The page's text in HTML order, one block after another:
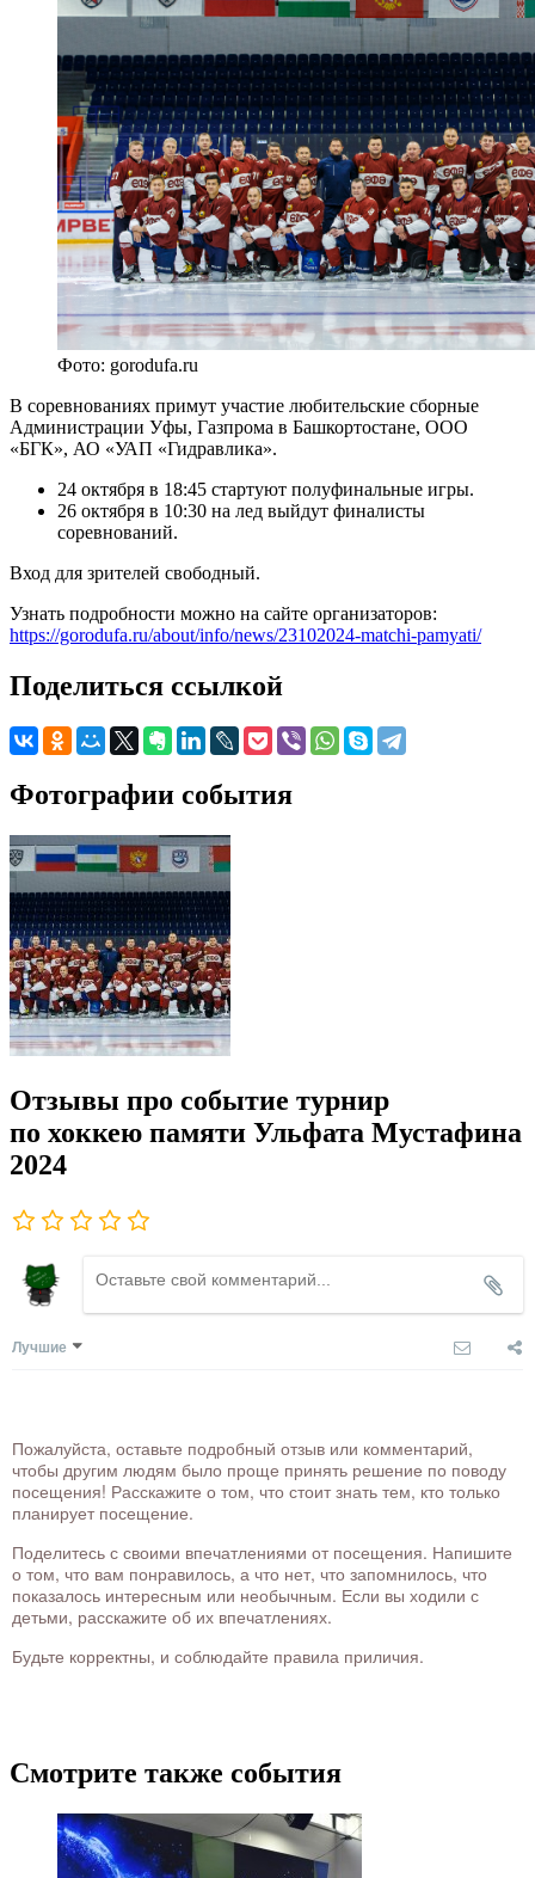
Фото: gorodufa.ru
В соревнованиях примут участие любительские сборные
Администрации Уфы, Газпрома в Башкортостане, ООО
«БГК», АО «УАП «Гидравлика».
24 октября в 18:45 стартуют полуфинальные игры.
26 октября в 10:30 на лед выйдут финалисты
соревнований.
Вход для зрителей свободный.
Узнать подробности можно на сайте организаторов:
https://gorodufa.ru/about/info/news/23102024-matchi-pamyati/
Поделиться ссылкой
Фотографии события
Отзывы про событие турнир
по хоккею памяти Ульфата Мустафина
2024
Лучшие
Пожалуйста, оставьте подробный отзыв или комментарий,
чтобы другим людям было проще принять решение по поводу
посещения! Расскажите о том, что стоит знать тем, кто только
планирует посещение.
Поделитесь с своими впечатлениями от посещения. Напишите
о том, что вам понравилось, а что нет, что запомнилось, что
показалось интересным или необычным. Если вы ходили с
детьми, расскажите об их впечатлениях.
Будьте корректны, и соблюдайте правила приличия.
Смотрите также события